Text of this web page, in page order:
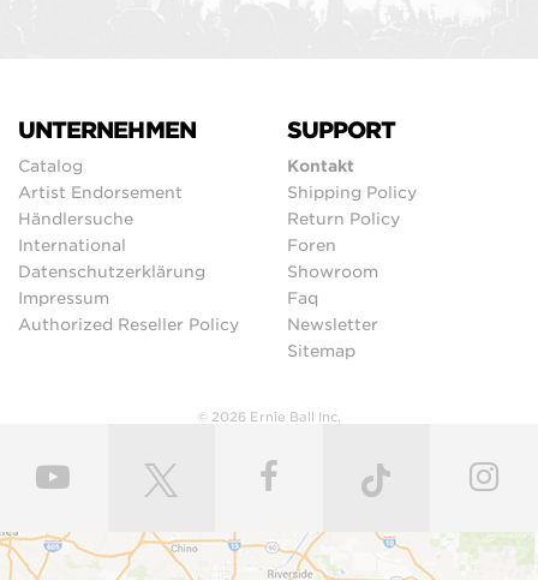
UNTERNEHMEN
Catalog
Artist Endorsement
Händlersuche
International
Datenschutzerklärung
Impressum
Authorized Reseller Policy
SUPPORT
Kontakt
Shipping Policy
Return Policy
Foren
Showroom
Faq
Newsletter
Sitemap
© 2026 Ernie Ball Inc.